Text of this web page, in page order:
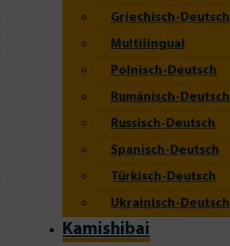
Griechisch-Deutsch
Multilingual
Polnisch-Deutsch
Rumänisch-Deutsch
Russisch-Deutsch
Spanisch-Deutsch
Türkisch-Deutsch
Ukrainisch-Deutsch
Kamishibai